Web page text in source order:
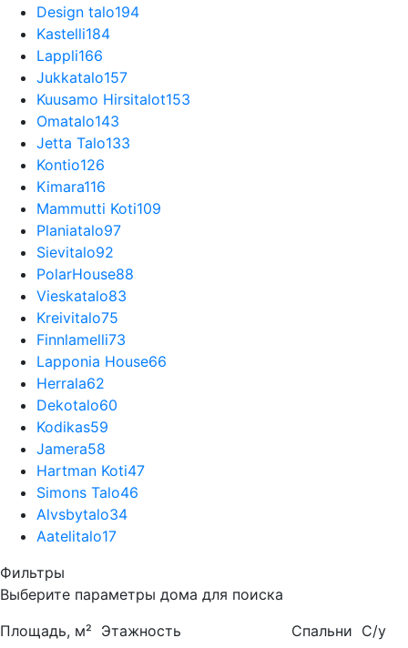
Design talo194
Kastelli184
Lappli166
Jukkatalo157
Kuusamo Hirsitalot153
Omatalo143
Jetta Talo133
Kontio126
Kimara116
Mammutti Koti109
Planiatalo97
Sievitalo92
PolarHouse88
Vieskatalo83
Kreivitalo75
Finnlamelli73
Lapponia House66
Herrala62
Dekotalo60
Kodikas59
Jamera58
Hartman Koti47
Simons Talo46
Alvsbytalo34
Aatelitalo17
Фильтры
Выберите параметры дома для поиска
Площадь, м² Этажность Спальни С/у